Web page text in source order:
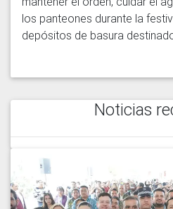
los panteones durante la
Noticias